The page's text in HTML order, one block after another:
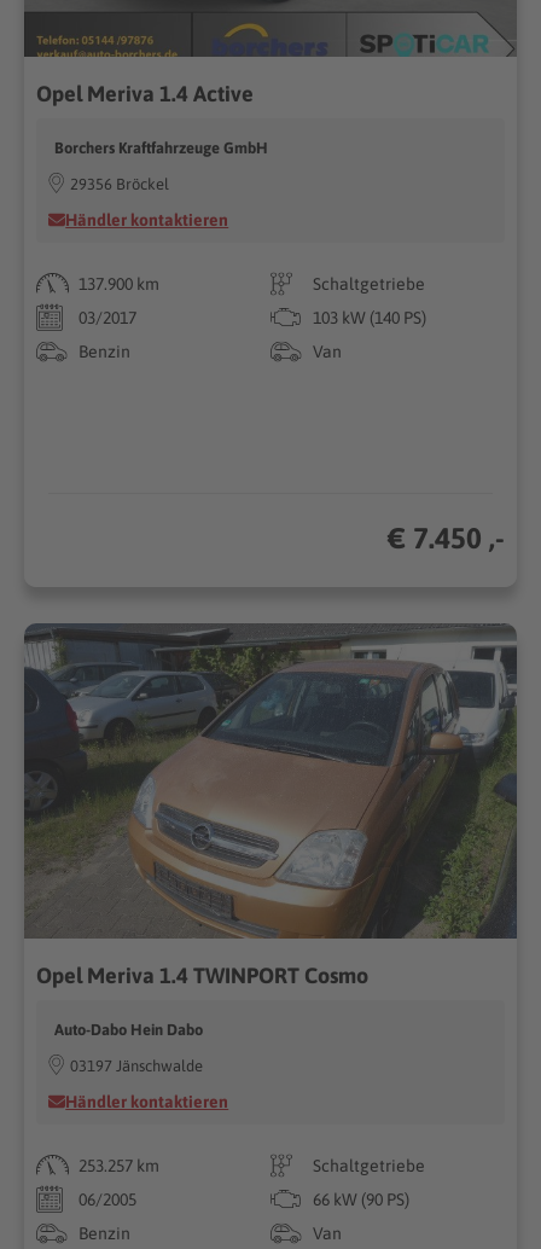
Opel Meriva 1.4 Active
Borchers Kraftfahrzeuge GmbH
29356 Bröckel
Händler kontaktieren
137.900 km
Schaltgetriebe
03/2017
103 kW (140 PS)
Benzin
Van
€ 7.450 ,-
Opel Meriva 1.4 TWINPORT Cosmo
Auto-Dabo Hein Dabo
03197 Jänschwalde
Händler kontaktieren
253.257 km
Schaltgetriebe
06/2005
66 kW (90 PS)
Benzin
Van